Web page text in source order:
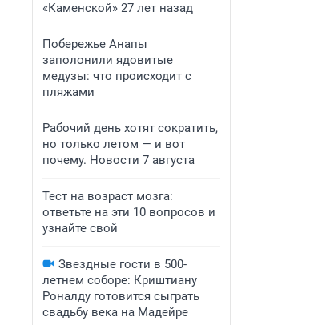
«Каменской» 27 лет назад
Побережье Анапы
заполонили ядовитые
медузы: что происходит с
пляжами
Рабочий день хотят сократить,
но только летом — и вот
почему. Новости 7 августа
Тест на возраст мозга:
ответьте на эти 10 вопросов и
узнайте свой
Звездные гости в 500-
летнем соборе: Криштиану
Роналду готовится сыграть
свадьбу века на Мадейре